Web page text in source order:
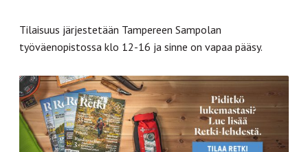
Tilaisuus järjestetään Tampereen Sampolan
työväenopistossa klo 12-16 ja sinne on vapaa pääsy.